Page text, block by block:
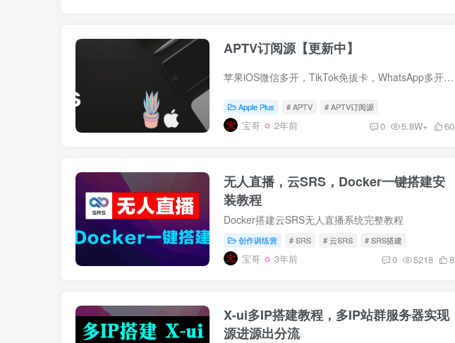
APTV订阅源【更新中】
苹果iOS微信多开，TikTok免拔卡，WhatsApp多开，任意iOS系统均可安装，长期稳定，联系微信：809086699 ~~~~~~~~~~~~~~~ 宝哥网盘还有其他书源/漫画软件，可以在此查看： https://pan.baoge.vip ...
Apple Plus # APTV # APTV订阅源
宝哥 2年前 0 5.8W+ 60
无人直播，云SRS，Docker一键搭建安
装教程
Docker搭建云SRS无人直播系统完整教程
创作训练营 # SRS # 云SRS # SRS搭建
宝哥 3年前 0 5218 8
X-ui多IP搭建教程，多IP站群服务器实现
源进源出分流